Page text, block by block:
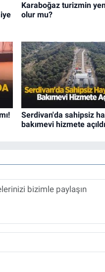
Karaboğaz turizmin
olur mu?
Serdivan'da sahipsiz
bakımevi hizmete açıldı